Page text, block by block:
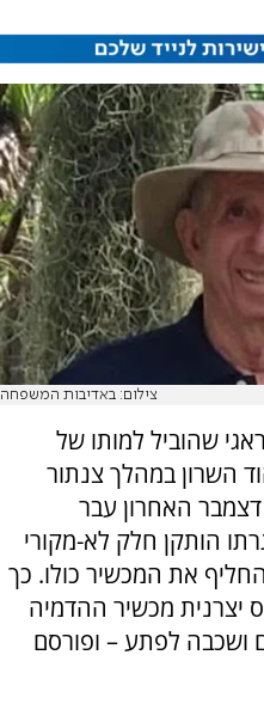
צילום: באדיבות המשפחה
שהוביל למותו של
צבי ז"ל בן ה-78 מהוד השרון במהלך צנתור
דצמבר האחרון עבר
הותקן חלק לא-מקורי
את המכשיר כולו. כך
יצרנית מכשיר ההדמיה
ושכבה לפתע – ופורסם